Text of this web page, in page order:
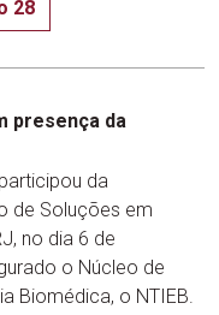
28
presença da
da
de Soluções em
no dia 6 de
o Núcleo de
Biomédica, o NTIEB.